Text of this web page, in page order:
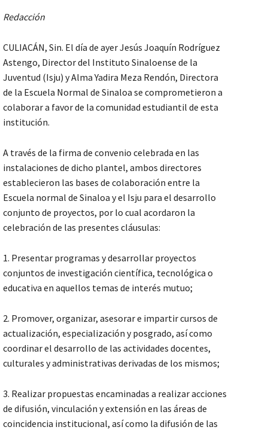
Redacción
CULIACÁN, Sin. El día de ayer Jesús Joaquín Rodríguez
Astengo, Director del Instituto Sinaloense de la
Juventud (Isju) y Alma Yadira Meza Rendón, Directora
de la Escuela Normal de Sinaloa se comprometieron a
colaborar a favor de la comunidad estudiantil de esta
institución.
A través de la firma de convenio celebrada en las
instalaciones de dicho plantel, ambos directores
establecieron las bases de colaboración entre la
Escuela normal de Sinaloa y el Isju para el desarrollo
conjunto de proyectos, por lo cual acordaron la
celebración de las presentes cláusulas:
1. Presentar programas y desarrollar proyectos
conjuntos de investigación científica, tecnológica o
educativa en aquellos temas de interés mutuo;
2. Promover, organizar, asesorar e impartir cursos de
actualización, especialización y posgrado, así como
coordinar el desarrollo de las actividades docentes,
culturales y administrativas derivadas de los mismos;
3. Realizar propuestas encaminadas a realizar acciones
de difusión, vinculación y extensión en las áreas de
coincidencia institucional, así como la difusión de las